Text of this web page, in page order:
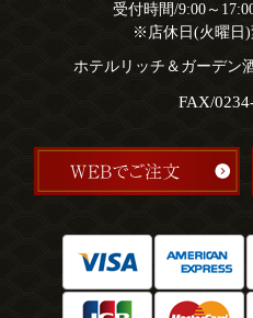
受付時間/9:00～
※店休日(火曜日)
ホテルリッチ＆ガーデン
FAX/